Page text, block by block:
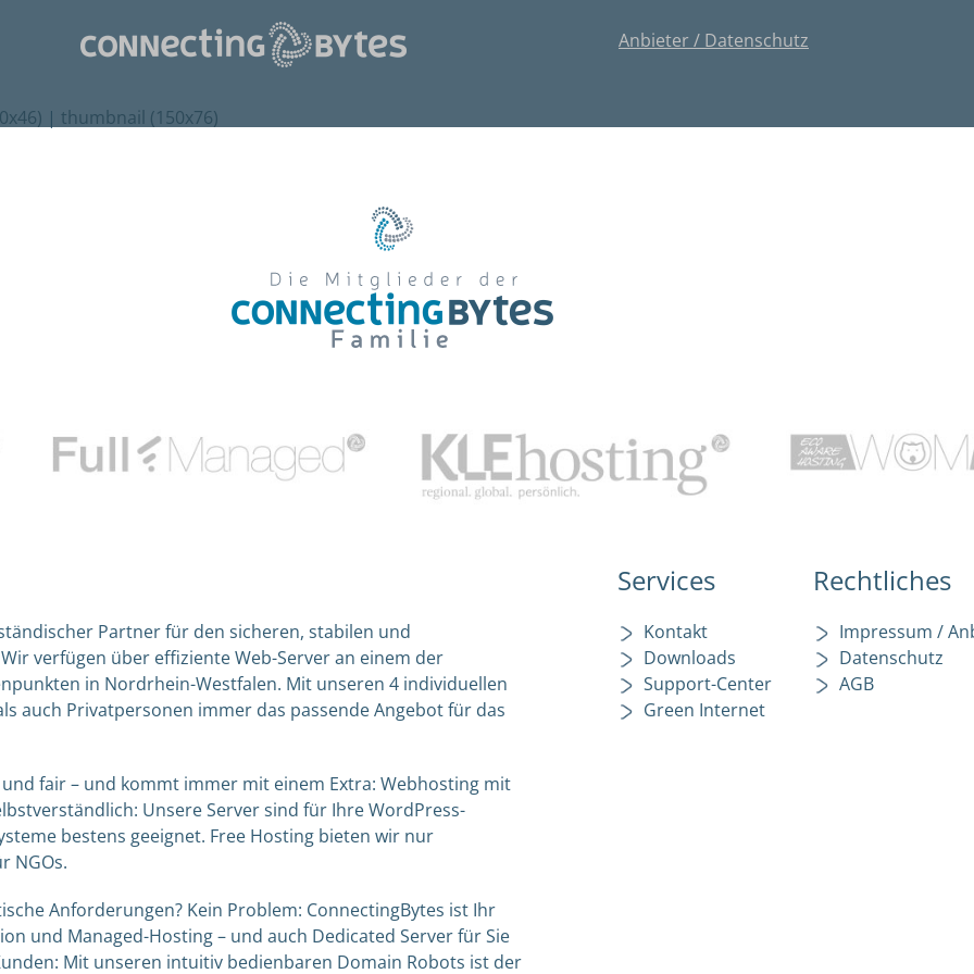
Anbieter / Datenschutz
| thumbnail (150x76)
Partner für den sicheren, stabilen und
verfügen über effiziente Web-Server an einem der
in Nordrhein-Westfalen. Mit unseren 4 individuellen
auch Privatpersonen immer das passende Angebot für das
fair – und kommt immer mit einem Extra: Webhosting mit
Unsere Server sind für Ihre WordPress-
bestens geeignet. Free Hosting bieten wir nur
NGOs.
Anforderungen? Kein Problem: ConnectingBytes ist Ihr
und Managed-Hosting – und auch Dedicated Server für Sie
Mit unseren intuitiv bedienbaren Domain Robots ist der
Services
Kontakt
Downloads
Support-Center
Green Internet
Rechtliches
Impressum /
Datenschutz
AGB